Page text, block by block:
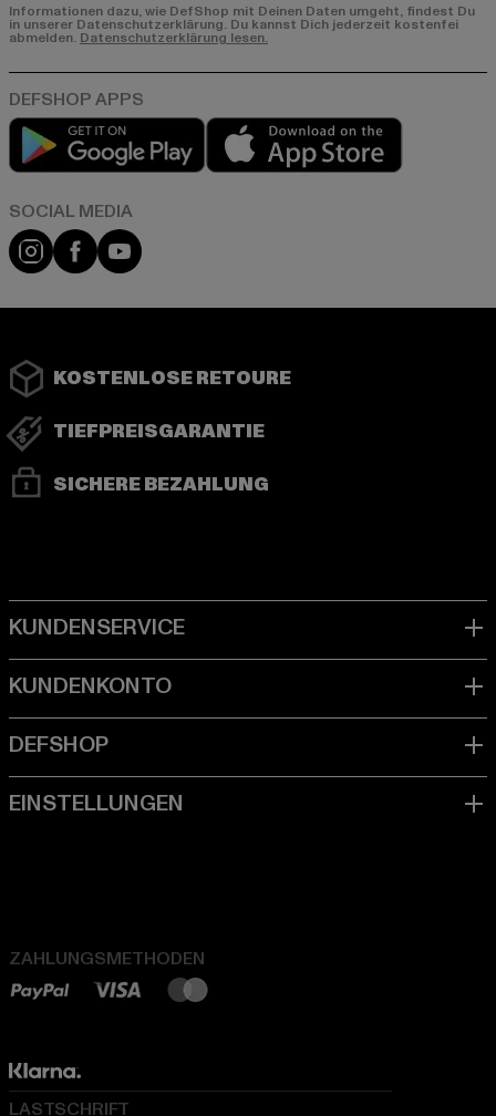
Informationen dazu, wie DefShop mit Deinen Daten umgeht, findest Du
in unserer Datenschutzerklärung. Du kannst Dich jederzeit kostenfei
abmelden. Datenschutzerklärung lesen.
Play market
Instagram
FacebookYouTube
KOSTENLOSE RETOURE
TIEFPREISGARANTIE
SICHERE BEZAHLUNG
ZAHLUNGSMETHODEN
LASTSCHRIFT